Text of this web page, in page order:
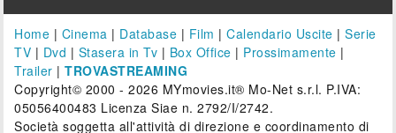
Home | Cinema | Database | Film |Calendario Uscite |Serie
TV | Dvd | Stasera in Tv | Box Office | Prossimamente |
Trailer |TROVASTREAMING
Copyright© 2000 - 2026 MYmovies.it® Mo-Net s.r.l. P.IVA:
05056400483 Licenza Siae n. 2792/I/2742.
Società soggetta all'attività di direzione e coordinamento di